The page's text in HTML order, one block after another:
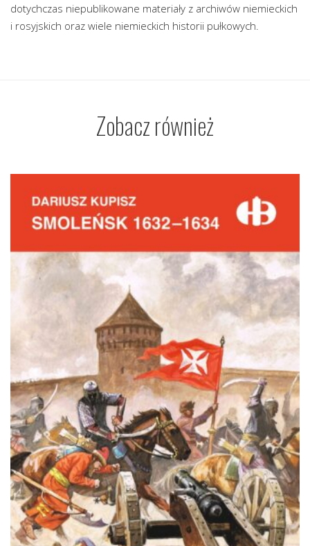
dotychczas niepublikowane materiały z archiwów niemieckich
i rosyjskich oraz wiele niemieckich historii pułkowych.
Zobacz również